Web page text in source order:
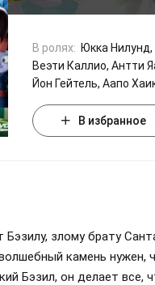
В ролях: Юкка
Веэти Каллио, Антти
Йон Гейтель, Аапо
В избранное
злому брату
камень нужен,
Бэзил, он делает